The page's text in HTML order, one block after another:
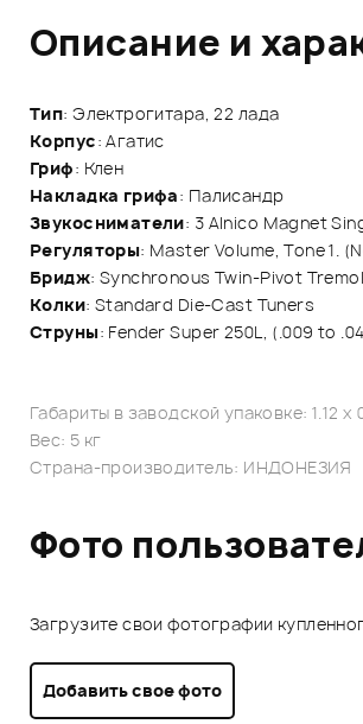
Описание и
Тип: Электрогитара, 22 лада
Корпус: Агатис
Гриф: Клен
Накладка грифа: Палисандр
Звукосниматели: 3 Alnico Magnet
Регуляторы: Master Volume, Tone 1.
Бридж: Synchronous Twin-Pivot
Колки: Standard Die-Cast Tuners
Струны: Fender Super 250L, (.009 to
Габариты в заводской упаковке: 1.12 x
Вес: 5 кг
Страна-производитель: ИНДОНЕЗИЯ
Фото
Загрузите свои фотографии
Добавить свое фото